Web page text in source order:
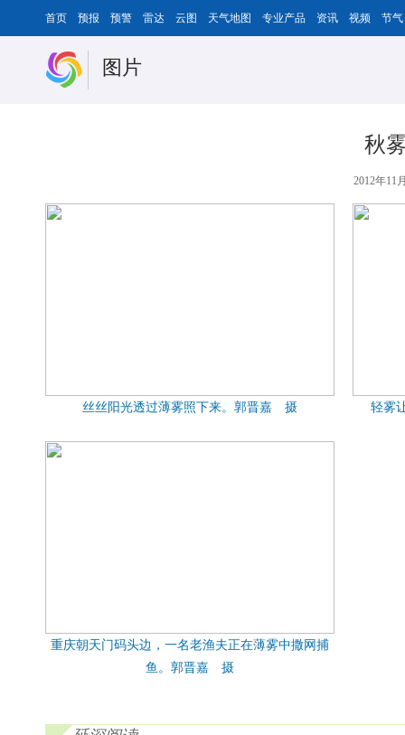
首页 预报 预警 雷达 云图 天气地图 专业产品 资讯 视频 节气
图片
秋
2012年11
丝丝阳光透过薄雾照下来。郭晋嘉 摄 轻雾
重庆朝天门码头边，一名老渔夫正在薄雾中撒网捕
鱼。郭晋嘉 摄